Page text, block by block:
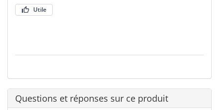
Utile
Questions et réponses sur ce produit